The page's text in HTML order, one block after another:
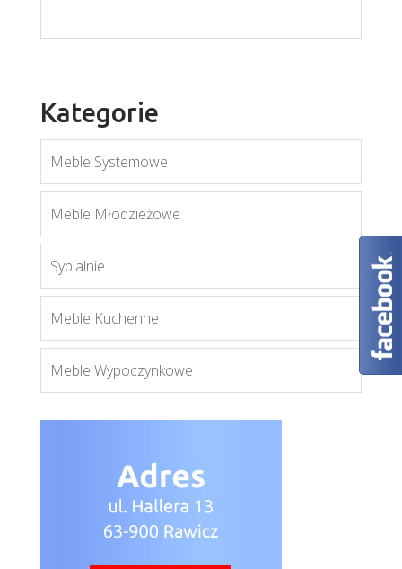
Blanco łóżko 16/17
Kategorie
Meble Systemowe
Meble Młodzieżowe
Sypialnie
Meble Kuchenne
Meble Wypoczynkowe